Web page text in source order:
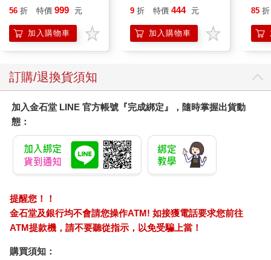
平煎鍋30cm
56 折 特價 999 元
加入購物車
Peach`s Birthday
Mario Galaxy Movie
Storybook
9 折 特價 444 元
加入購物車
85 折
訂購/退換貨須知
加入金石堂 LINE 官方帳號『完成綁定』，隨時掌握出貨動
態：
提醒您！！
金石堂及銀行均不會請您操作ATM! 如接獲電話要求您前往
ATM提款機，請不要聽從指示，以免受騙上當！
購買須知：